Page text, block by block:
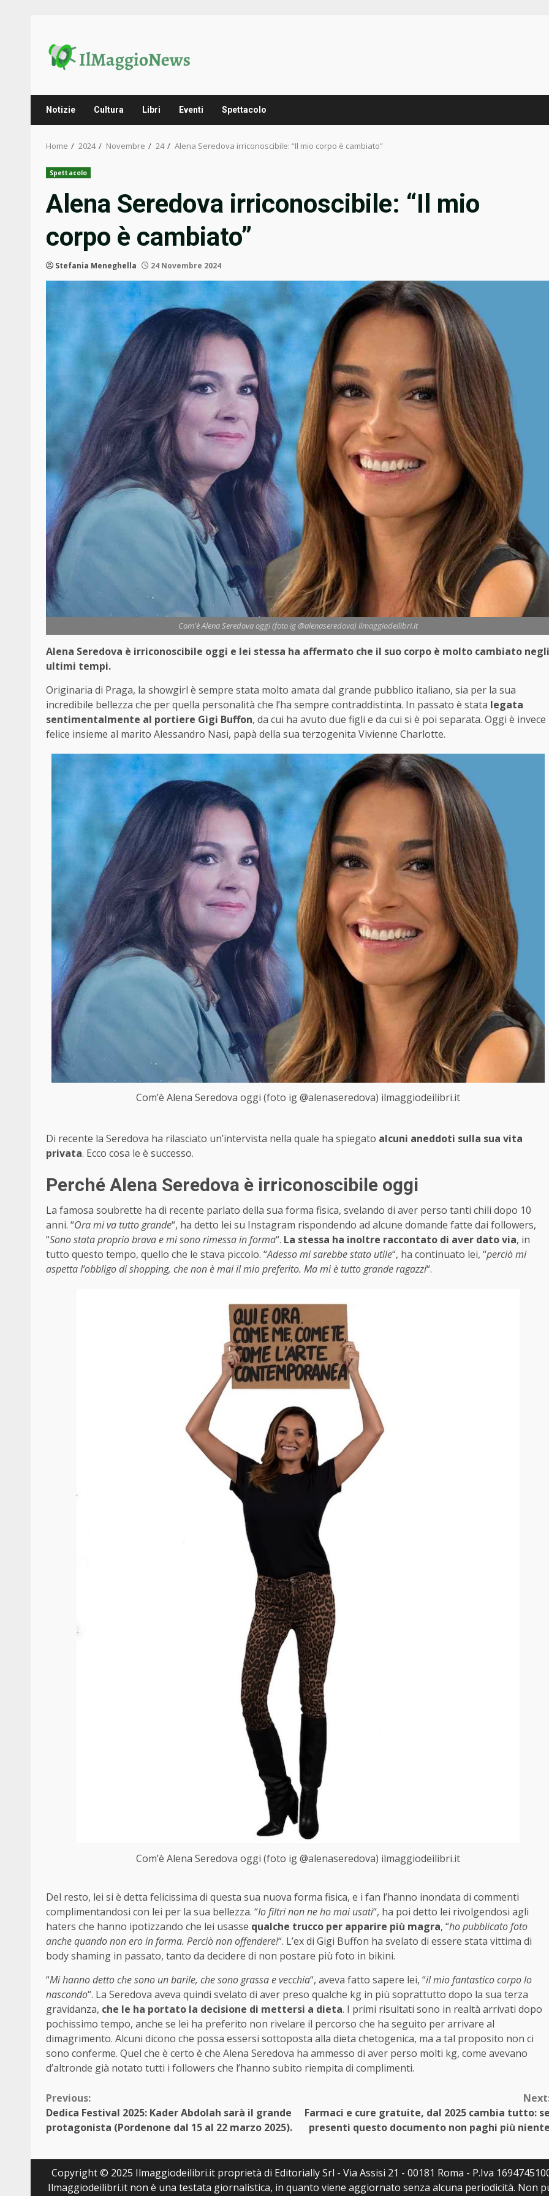
content
Notizie Cultura Libri Eventi Spettacolo
Home 2024 Novembre 24 Alena Seredova irriconoscibile: “Il mio corpo è cambiato”
Spettacolo
Alena Seredova irriconoscibile: “Il mio
corpo è cambiato”
Stefania Meneghella 24 Novembre 2024
Com'è Alena Seredova oggi (foto ig @alenaseredova) ilmaggiodeilibri.it
Alena Seredova è irriconoscibile oggi e lei stessa ha affermato che il suo corpo è molto cambiato negli
ultimi tempi.
Originaria di Praga, la showgirl è sempre stata molto amata dal grande pubblico italiano, sia per la sua
incredibile bellezza che per quella personalità che l’ha sempre contraddistinta. In passato è stata legata
sentimentalmente al portiere Gigi Buffon, da cui ha avuto due figli e da cui si è poi separata. Oggi è invece
felice insieme al marito Alessandro Nasi, papà della sua terzogenita Vivienne Charlotte.
Com’è Alena Seredova oggi (foto ig @alenaseredova) ilmaggiodeilibri.it
Di recente la Seredova ha rilasciato un’intervista nella quale ha spiegato alcuni aneddoti sulla sua vita
privata. Ecco cosa le è successo.
Perché Alena Seredova è irriconoscibile oggi
La famosa soubrette ha di recente parlato della sua forma fisica, svelando di aver perso tanti chili dopo 10
anni. “Ora mi va tutto grande“, ha detto lei su Instagram rispondendo ad alcune domande fatte dai followers,
“Sono stata proprio brava e mi sono rimessa in forma“. La stessa ha inoltre raccontato di aver dato via, in
tutto questo tempo, quello che le stava piccolo. “Adesso mi sarebbe stato utile“, ha continuato lei, “perciò mi
aspetta l’obbligo di shopping, che non è mai il mio preferito. Ma mi è tutto grande ragazzi“.
Com’è Alena Seredova oggi (foto ig @alenaseredova) ilmaggiodeilibri.it
Del resto, lei si è detta felicissima di questa sua nuova forma fisica, e i fan l’hanno inondata di commenti
complimentandosi con lei per la sua bellezza. “Io filtri non ne ho mai usati“, ha poi detto lei rivolgendosi agli
haters che hanno ipotizzando che lei usasse qualche trucco per apparire più magra, “ho pubblicato foto
anche quando non ero in forma. Perciò non offendere!“. L’ex di Gigi Buffon ha svelato di essere stata vittima di
body shaming in passato, tanto da decidere di non postare più foto in bikini.
“Mi hanno detto che sono un barile, che sono grassa e vecchia“, aveva fatto sapere lei, “il mio fantastico corpo lo
nascondo“. La Seredova aveva quindi svelato di aver preso qualche kg in più soprattutto dopo la sua terza
gravidanza, che le ha portato la decisione di mettersi a dieta. I primi risultati sono in realtà arrivati dopo
pochissimo tempo, anche se lei ha preferito non rivelare il percorso che ha seguito per arrivare al
dimagrimento. Alcuni dicono che possa essersi sottoposta alla dieta chetogenica, ma a tal proposito non ci
sono conferme. Quel che è certo è che Alena Seredova ha ammesso di aver perso molti kg, come avevano
d’altronde già notato tutti i followers che l’hanno subito riempita di complimenti.
Continue
Reading
Previous:
Dedica Festival 2025: Kader Abdolah sarà il grande
protagonista (Pordenone dal 15 al 22 marzo 2025).
Farmaci e cure gratuite, dal 2025 cambia tutto:
presenti questo documento non paghi più
Copyright © 2025 Ilmaggiodeilibri.it proprietà di Editorially Srl - Via Assisi 21 - 00181 Roma - P.Iva
Ilmaggiodeilibri.it non è una testata giornalistica, in quanto viene aggiornato senza alcuna periodicità.